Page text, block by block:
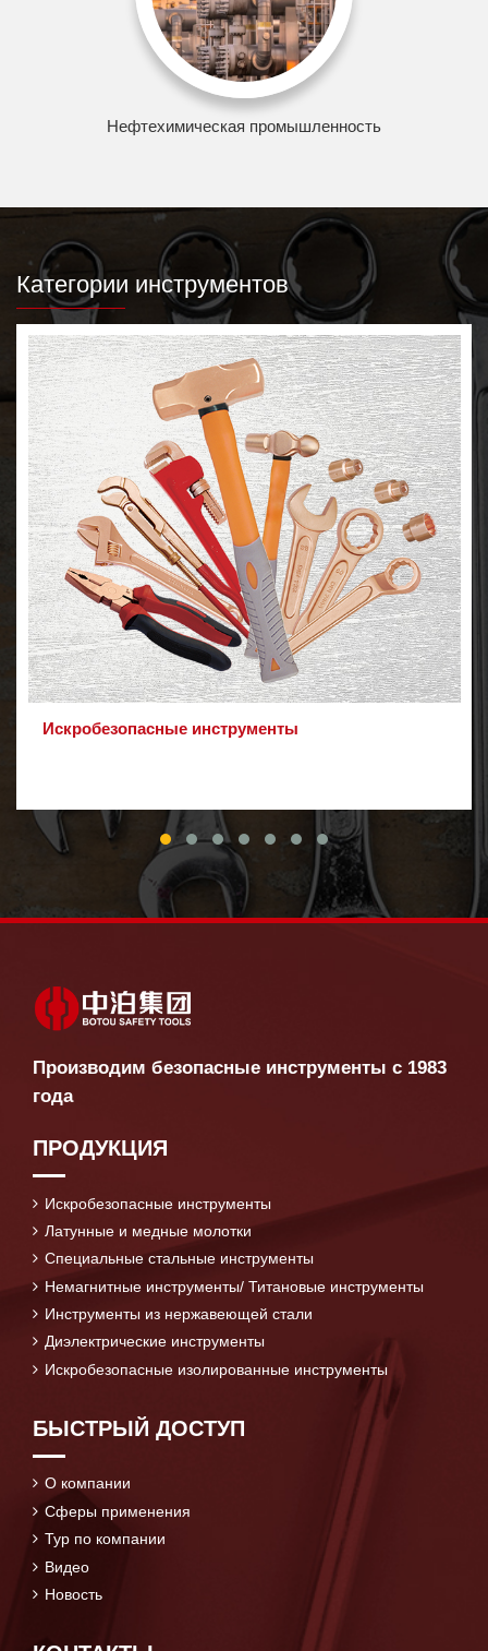
Нефтехимическая промышленность
Категории инструментов
Искробезопасные инструменты
Производим безопасные инструменты с 1983
года
ПРОДУКЦИЯ
Искробезопасные инструменты
Латунные и медные молотки
Специальные стальные инструменты
Немагнитные инструменты/ Титановые инструменты
Инструменты из нержавеющей стали
Диэлектрические инструменты
Искробезопасные изолированные инструменты
БЫСТРЫЙ ДОСТУП
О компании
Сферы применения
Тур по компании
Видео
Новость